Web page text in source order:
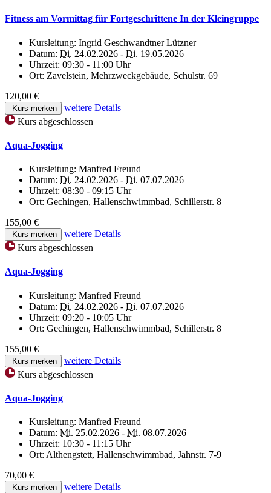
Fitness am Vormittag für Fortgeschrittene In der Kleingruppe
Kursleitung: Ingrid Geschwandtner Lützner
Datum: Di. 24.02.2026 - Di. 19.05.2026
Uhrzeit: 09:30 - 11:00 Uhr
Ort: Zavelstein, Mehrzweckgebäude, Schulstr. 69
120,00 €
Kurs merken
weitere Details
Kurs abgeschlossen
Aqua-Jogging
Kursleitung: Manfred Freund
Datum: Di. 24.02.2026 - Di. 07.07.2026
Uhrzeit: 08:30 - 09:15 Uhr
Ort: Gechingen, Hallenschwimmbad, Schillerstr. 8
155,00 €
Kurs merken
weitere Details
Kurs abgeschlossen
Aqua-Jogging
Kursleitung: Manfred Freund
Datum: Di. 24.02.2026 - Di. 07.07.2026
Uhrzeit: 09:20 - 10:05 Uhr
Ort: Gechingen, Hallenschwimmbad, Schillerstr. 8
155,00 €
Kurs merken
weitere Details
Kurs abgeschlossen
Aqua-Jogging
Kursleitung: Manfred Freund
Datum: Mi. 25.02.2026 - Mi. 08.07.2026
Uhrzeit: 10:30 - 11:15 Uhr
Ort: Althengstett, Hallenschwimmbad, Jahnstr. 7-9
70,00 €
Kurs merken
weitere Details